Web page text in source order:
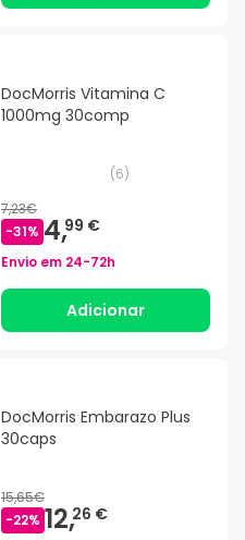
DocMorris Vitamina C
1000mg 30comp
(6)
7,23€
-31% 4,99 €
Envio em 24-72h
Adicionar
DocMorris Embarazo Plus
30caps
15,65€
-22% 12,26 €